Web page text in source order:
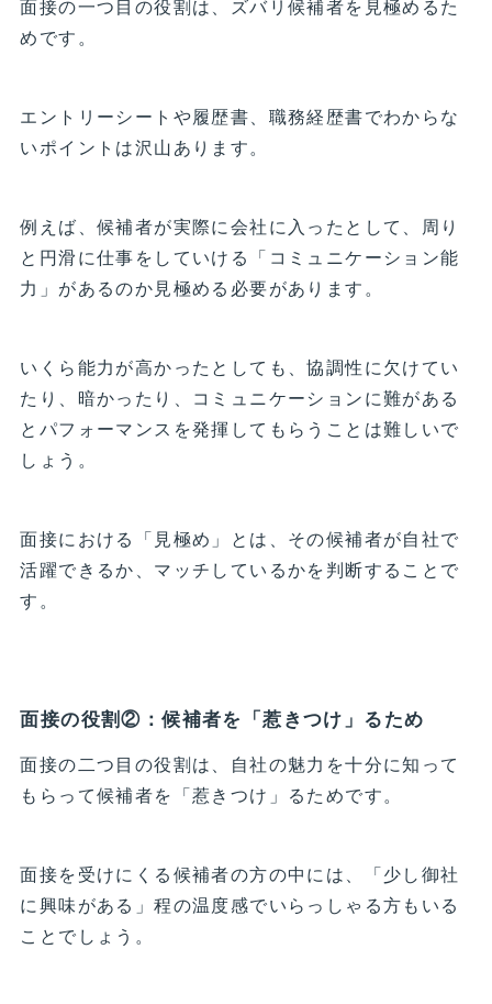
面接の一つ目の役割は、ズバリ候補者を見極めるた
めです。
エントリーシートや履歴書、職務経歴書でわからな
いポイントは沢山あります。
例えば、候補者が実際に会社に入ったとして、周り
と円滑に仕事をしていける「コミュニケーション能
力」があるのか見極める必要があります。
いくら能力が高かったとしても、協調性に欠けてい
たり、暗かったり、コミュニケーションに難がある
とパフォーマンスを発揮してもらうことは難しいで
しょう。
面接における「見極め」とは、その候補者が自社で
活躍できるか、マッチしているかを判断することで
す。
面接の役割②：候補者を「惹きつけ」るため
面接の二つ目の役割は、自社の魅力を十分に知って
もらって候補者を「惹きつけ」るためです。
面接を受けにくる候補者の方の中には、「少し御社
に興味がある」程の温度感でいらっしゃる方もいる
ことでしょう。